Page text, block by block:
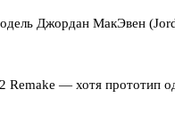
Джордан МакЭвен
Remake — хотя прототип